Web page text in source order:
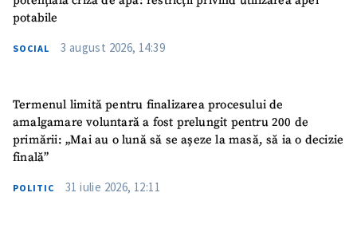
potabile
SOCIAL 3 august 2026, 14:39
Termenul limită pentru finalizarea procesului de
amalgamare voluntară a fost prelungit pentru 200 de
primării: „Mai au o lună să se așeze la masă, să ia o decizie
finală”
POLITIC 31 iulie 2026, 12:11